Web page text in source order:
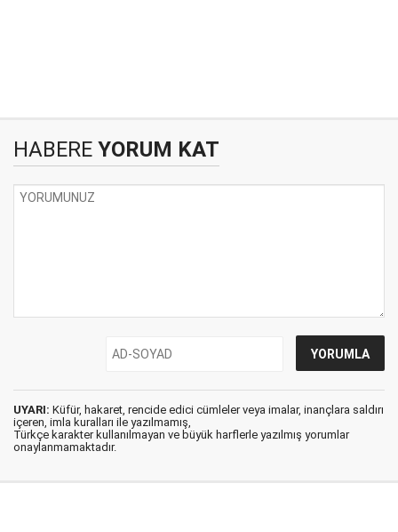
HABERE YORUM KAT
UYARI: Küfür, hakaret, rencide edici cümleler veya imalar, inançlara saldırı
içeren, imla kuralları ile yazılmamış,
Türkçe karakter kullanılmayan ve büyük harflerle yazılmış yorumlar
onaylanmamaktadır.